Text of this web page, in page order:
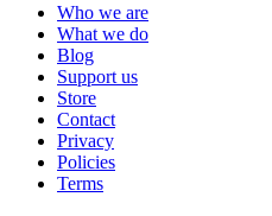
Who we are
What we do
Blog
Support us
Store
Contact
Privacy
Policies
Terms